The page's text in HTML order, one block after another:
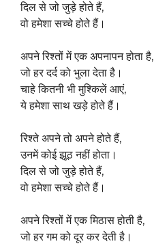
दिल से जो जुड़े होते हैं,
वो हमेशा सच्चे होते हैं।
अपने रिश्तों में एक अपनापन होता है,
जो हर दर्द को भुला देता है।
चाहे कितनी भी मुश्किलें आएं,
ये हमेशा साथ खड़े होते हैं।
रिश्ते अपने तो अपने होते हैं,
उनमें कोई झूठ नहीं होता।
दिल से जो जुड़े होते हैं,
वो हमेशा सच्चे होते हैं।
अपने रिश्तों में एक मिठास होती है,
जो हर गम को दूर कर देती है।